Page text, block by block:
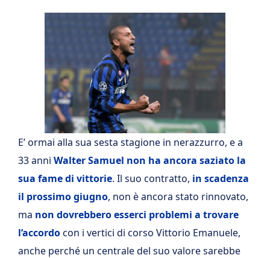
E’ ormai alla sua sesta stagione in nerazzurro, e a
33 anni Walter Samuel non ha ancora saziato la
sua fame di vittorie. Il suo contratto, in scadenza
il prossimo giugno, non è ancora stato rinnovato,
ma non dovrebbero esserci problemi a trovare
l’accordocon i vertici di corso Vittorio Emanuele,
anche perché un centrale del suo valore sarebbe